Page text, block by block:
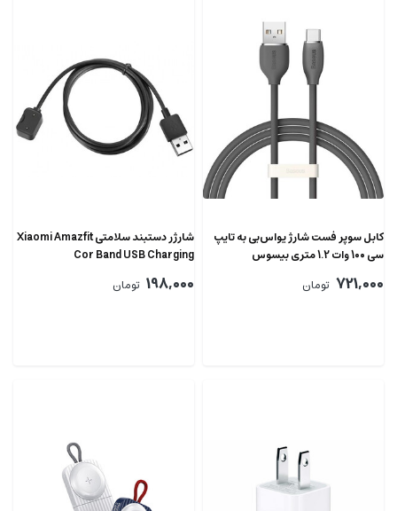
کابل سوپر فست شارژ یواس‌بی به تایپ
سی 100 وات 1.2 متری بیسوس
721,000 تومان
شارژر دستبند سلامتی Xiaomi Amazfit
Cor Band USB Charging
198,000 تومان